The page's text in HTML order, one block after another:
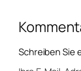
Schreiben Sie